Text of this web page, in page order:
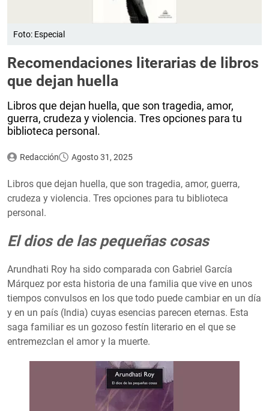
Foto: Especial
Recomendaciones literarias de libros
que dejan huella
Libros que dejan huella, que son tragedia, amor,
guerra, crudeza y violencia. Tres opciones para tu
biblioteca personal.
Redacción Agosto 31, 2025
Libros que dejan huella, que son tragedia, amor, guerra,
crudeza y violencia. Tres opciones para tu biblioteca
personal.
El dios de las pequeñas cosas
Arundhati Roy ha sido comparada con Gabriel García
Márquez por esta historia de una familia que vive en unos
tiempos convulsos en los que todo puede cambiar en un día
y en un país (India) cuyas esencias parecen eternas. Esta
saga familiar es un gozoso festín literario en el que se
entremezclan el amor y la muerte.